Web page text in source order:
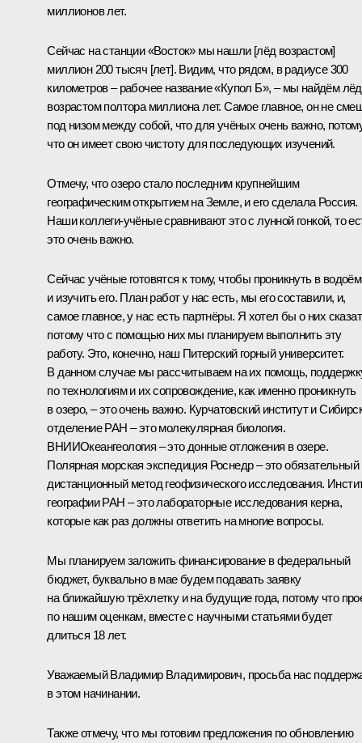
миллионов лет.
Сейчас на станции «Восток» мы нашли [лёд возрастом]
миллион 200 тысяч [лет]. Видим, что рядом, в радиусе 300
километров – рабочее название «Купол Б», – мы найдём лёд
возрастом полтора миллиона лет. Самое главное, он не
под низом между собой, что для учёных очень важно,
что он имеет свою чистоту для последующих изучений.
Отмечу, что озеро стало последним крупнейшим
географическим открытием на Земле, и его сделала Россия.
Наши коллеги-учёные сравнивают это с лунной гонкой, то
это очень важно.
Сейчас учёные готовятся к тому, чтобы проникнуть в водоём
и изучить его. План работ у нас есть, мы его составили, и,
самое главное, у нас есть партнёры. Я хотел бы о них
потому что с помощью них мы планируем выполнить эту
работу. Это, конечно, наш Питерский горный университет.
В данном случае мы рассчитываем на их помощь,
по технологиям и их сопровождение, как именно проникнуть
в озеро, – это очень важно. Курчатовский институт и
отделение РАН – это молекулярная биология.
ВНИИОкеангеология – это донные отложения в озере.
Полярная морская экспедиция Роснедр – это обязательный
дистанционный метод геофизического исследования.
географии РАН – это лабораторные исследования керна,
которые как раз должны ответить на многие вопросы.
Мы планируем заложить финансирование в федеральный
бюджет, буквально в мае будем подавать заявку
на ближайшую трёхлетку и на будущие года, потому что
по нашим оценкам, вместе с научными статьями будет
длиться 18 лет.
Уважаемый Владимир Владимирович, просьба нас
в этом начинании.
Также отмечу, что мы готовим предложения по обновлению